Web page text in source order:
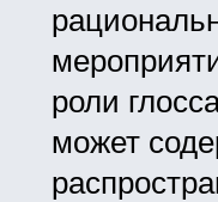
роли
может